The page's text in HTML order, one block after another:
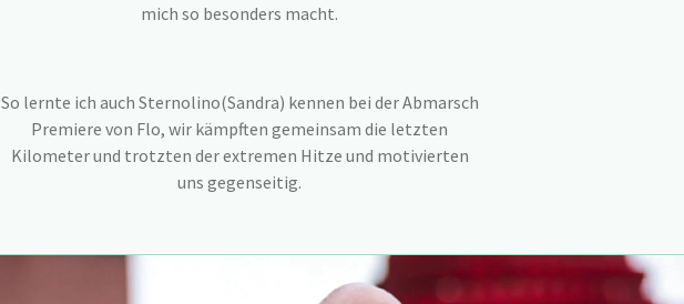
mich so besonders macht.
So lernte ich auch Sternolino(Sandra) kennen bei der Abmarsch
Premiere von Flo, wir kämpften gemeinsam die letzten
Kilometer und trotzten der extremen Hitze und motivierten
uns gegenseitig.